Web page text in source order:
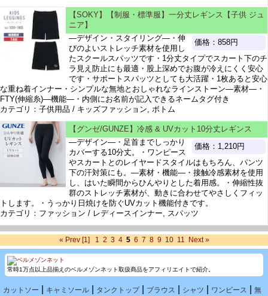
【SOKY】【制服・標準服】一分丈レギンス【子供 ジュ
ニア】
価格：858円
―デザイン・スタイリング―・伸
びのよいストレッチ素材を使用し
たスクールスパッツです・1分丈タイプでスカート下のチ
ラ見え防止にも最適・股上深めでお腹が冷えにくく安心
です・サポートスパッツとしても大活躍・1枚あると安心
な重ね着インナー・シンプルな無地とおしゃれなラインストーン―素材―・
FTY(伸縮糸)―機能―・内側にお名前が記入できるネームタグ付き
カテゴリ：子供用品 / キッズファッション, ボトム
【グンゼ/GUNZE】冷感 & UVカット10分丈レギンス
価格：1,210円
―デザイン―・足首までしっかり
カバーする10分丈。・ワンピース
やスカートとのレイヤードスタイルはもちろん、パンツ
下の汗対策にも。―素材・機能―・接触冷感素材を使用
し、はいた瞬間からひんやりとした着用感。・伸縮性抜
群のストレッチ素材が、動きに合わせてやさしくフィッ
トします。・うっかり日焼けを防ぐUVカット機能付きです。
カテゴリ：ファッション / レディースインナー, スパッツ
« Prev [1] 1 2 3 4 5 6 7 8 9 10 11 Next »
常時1万点以上品揃えのベルメゾンネット取扱商品をアフィリエイトで紹介。
カットソー キャミソール タンクトップ| ブラウス シャツ ワンピース 無